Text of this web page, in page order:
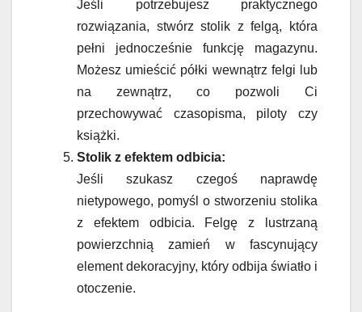
Jeśli potrzebujesz praktycznego
rozwiązania, stwórz stolik z felgą, która
pełni jednocześnie funkcję magazynu.
Możesz umieścić półki wewnątrz felgi lub
na zewnątrz, co pozwoli Ci
przechowywać czasopisma, piloty czy
książki.
Stolik z efektem odbicia:
Jeśli szukasz czegoś naprawdę
nietypowego, pomyśl o stworzeniu stolika
z efektem odbicia. Felgę z lustrzaną
powierzchnią zamień w fascynujący
element dekoracyjny, który odbija światło i
otoczenie.